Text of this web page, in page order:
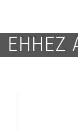
EHHEZ